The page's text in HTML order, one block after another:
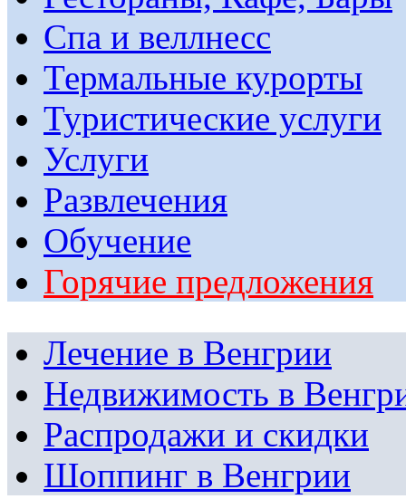
Спа и веллнесс
Термальные курорты
Туристические услуги
Услуги
Развлечения
Обучение
Горячие предложения
Лечение в Венгрии
Недвижимость в
Распродажи и скидки
Шоппинг в Венгрии